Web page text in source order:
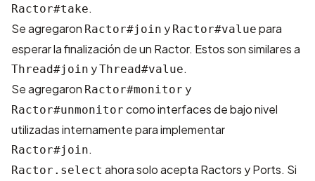
Ractor#take.
Se agregaron Ractor#join y Ractor#value para
esperar la finalización de un Ractor. Estos son similares a
Thread#join yThread#value.
Se agregaron Ractor#monitor y
Ractor#unmonitor como interfaces de bajo nivel
utilizadas internamente para implementar
Ractor#join.
Ractor.select ahora solo acepta Ractors y Ports. Si